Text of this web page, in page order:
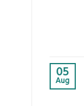
05
Aug